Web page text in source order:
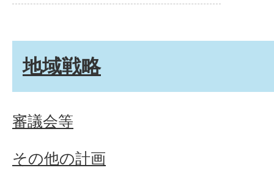
地域戦略
審議会等
その他の計画